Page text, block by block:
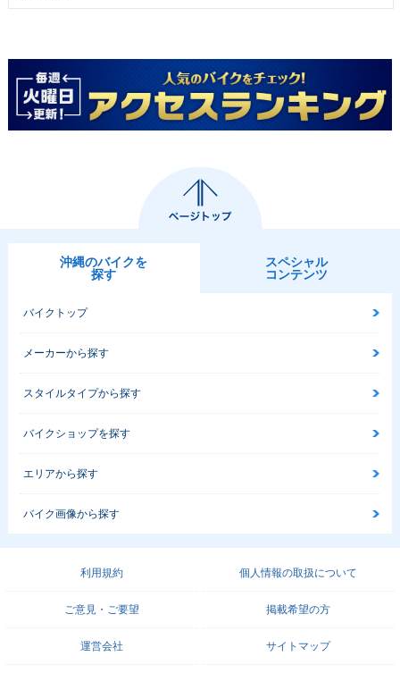
沖縄のバイクを
探す
スペシャル
コンテンツ
バイクトップ
メーカーから探す
スタイルタイプから探す
バイクショップを探す
エリアから探す
バイク画像から探す
利用規約 個人情報の取扱について
ご意見・ご要望 掲載希望の方
運営会社 サイトマップ